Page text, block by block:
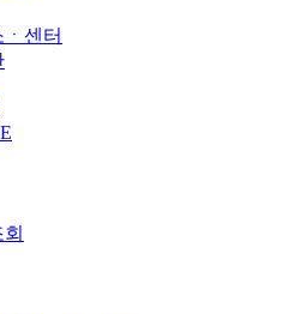
센터